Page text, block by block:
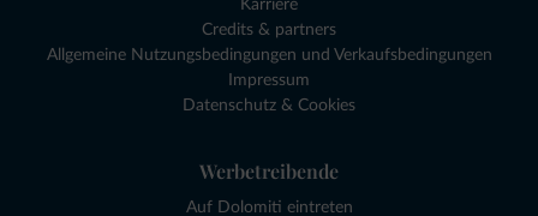
Karriere
Credits & partners
Allgemeine Nutzungsbedingungen und Verkaufsbedingungen
Impressum
Datenschutz & Cookies
Werbetreibende
Auf Dolomiti eintreten